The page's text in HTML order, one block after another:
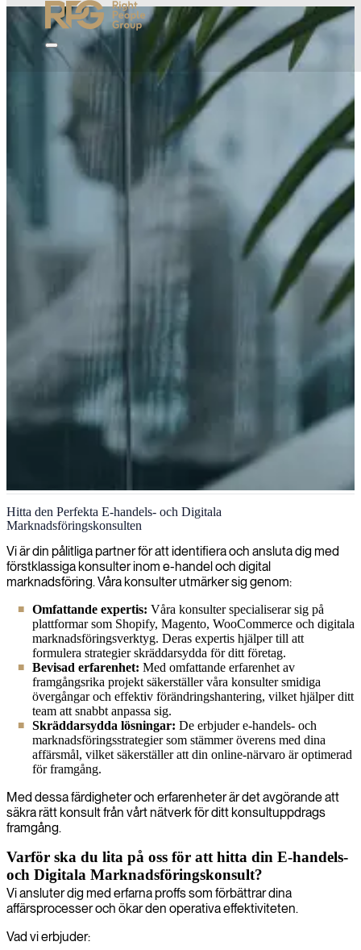
E-handel och digital marknadsföring
Vi levererar skickliga experter inom digital marknadsföring som
skapar värde genom strategiska omnikanalmetoder, dataanalys och
innovativa kampanjer som omvandlar besökare till kunder.
Hitta den Perfekta E-handels- och Digitala
Marknadsföringskonsulten
Vi är din pålitliga partner för att identifiera och ansluta dig med
förstklassiga konsulter inom e-handel och digital
marknadsföring. Våra konsulter utmärker sig genom:
Omfattande expertis: Våra konsulter specialiserar sig på
plattformar som Shopify, Magento, WooCommerce och digitala
marknadsföringsverktyg. Deras expertis hjälper till att
formulera strategier skräddarsydda för ditt företag.
Bevisad erfarenhet: Med omfattande erfarenhet av
framgångsrika projekt säkerställer våra konsulter smidiga
övergångar och effektiv förändringshantering, vilket hjälper ditt
team att snabbt anpassa sig.
Skräddarsydda lösningar: De erbjuder e-handels- och
marknadsföringsstrategier som stämmer överens med dina
affärsmål, vilket säkerställer att din online-närvaro är optimerad
för framgång.
Med dessa färdigheter och erfarenheter är det avgörande att
säkra rätt konsult från vårt nätverk för ditt konsultuppdrags
framgång.
Varför ska du lita på oss för att hitta din E-handels-
och Digitala Marknadsföringskonsult?
Vi ansluter dig med erfarna proffs som förbättrar dina
affärsprocesser och ökar den operativa effektiviteten.
Vad vi erbjuder: